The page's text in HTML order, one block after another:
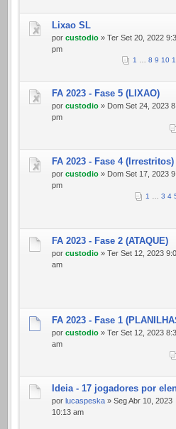
Lixao SL
por custodio » Ter Set 20, 2022
pm
1 … 8 9 10
FA 2023 - Fase 5 (LIXAO)
por custodio » Dom Set 24, 2023
pm
FA 2023 - Fase 4 (Irrestritos)
por custodio » Dom Set 17, 2023
pm
1 … 3 4
FA 2023 - Fase 2 (ATAQUE)
por custodio » Ter Set 12, 2023
am
FA 2023 - Fase 1
por custodio » Ter Set 12, 2023
am
Ideia - 17 jogadores por
por lucaspeska » Seg Abr 10, 2023
10:13 am